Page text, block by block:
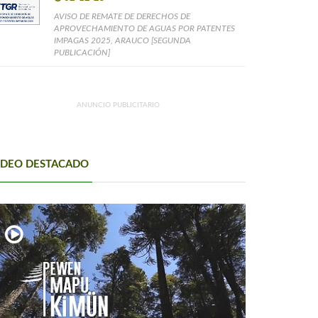
AVISO DE REMATE DE DERECHOS DE
APROVECHAMIENTO DE AGUAS POR PATENTES
IMPAGAS 2025, ARAUCO [SEGUNDA
PUBLICACIÓN]
ANUNCIO PUBLICITARIO
DESTACADO